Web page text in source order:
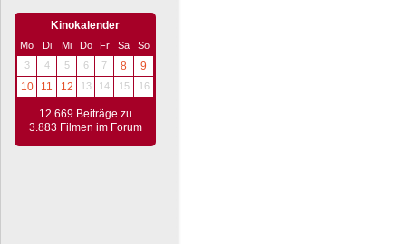
Kinokalender
Mo Di Mi Do Fr Sa
So
3
4 5 6 7 8
9
10
11 12 13 14 15 16
12.669 Beiträge zu
3.883 Filmen im Forum